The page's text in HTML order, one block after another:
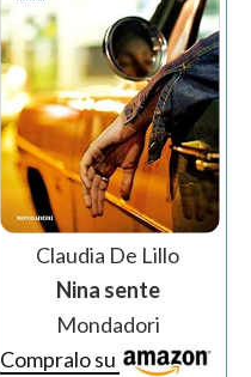
Claudia De Lillo
Nina sente
Mondadori
Compralo su